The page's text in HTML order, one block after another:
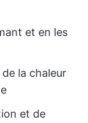
et en les
la chaleur
et de